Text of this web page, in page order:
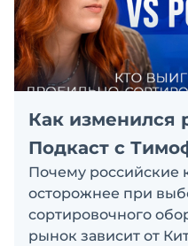
Как изменился
Подкаст с
Почему российские
осторожнее при
сортировочного
рынок зависит от